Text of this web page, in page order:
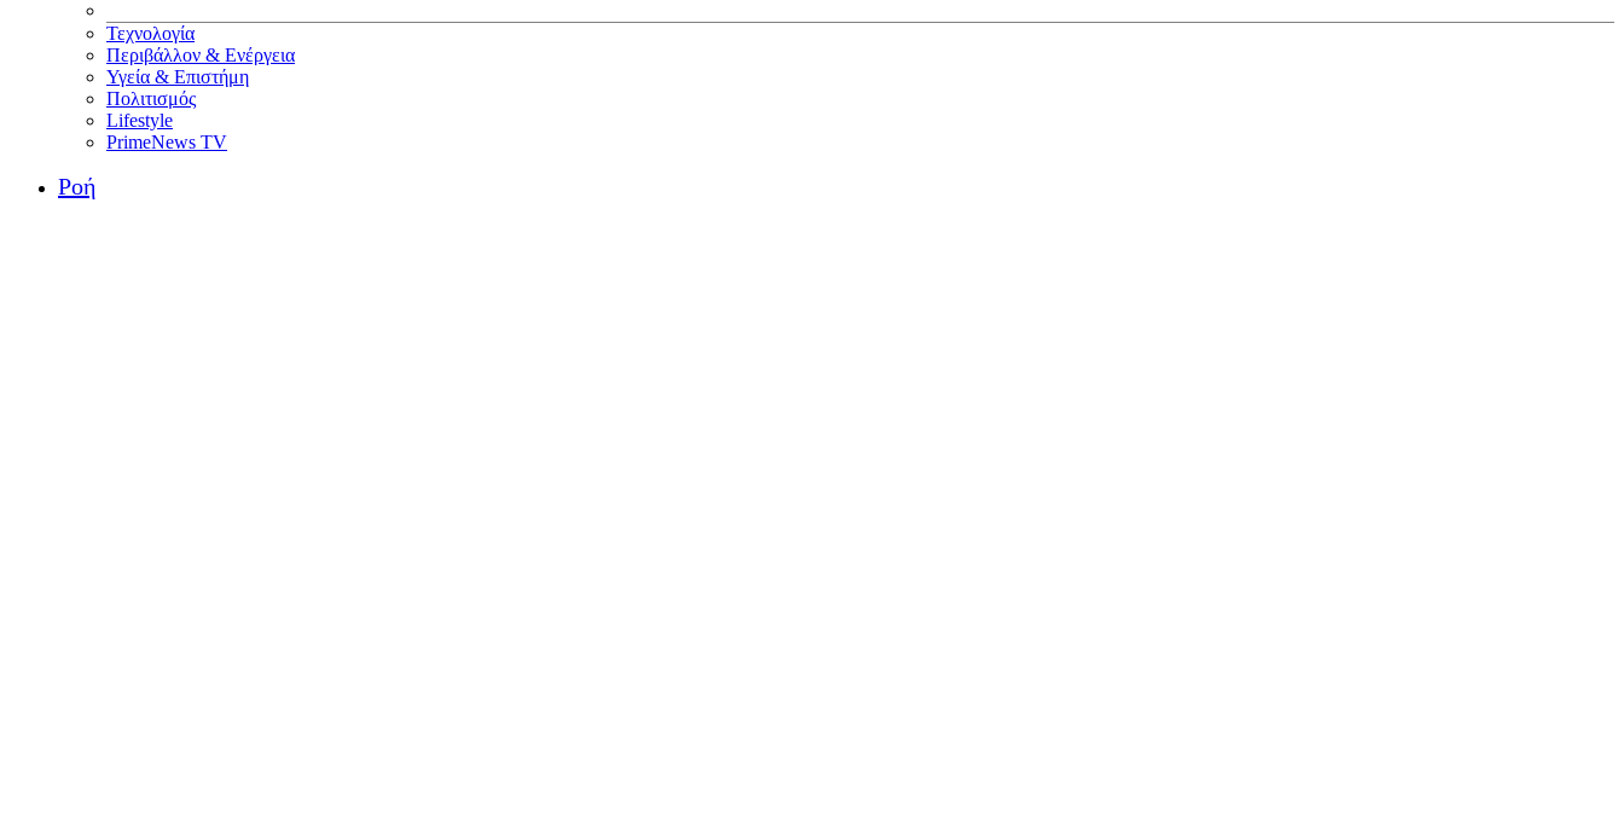
Τεχνολογία
Περιβάλλον & Ενέργεια
Υγεία & Επιστήμη
Πολιτισμός
Lifestyle
PrimeNews TV
Ροή